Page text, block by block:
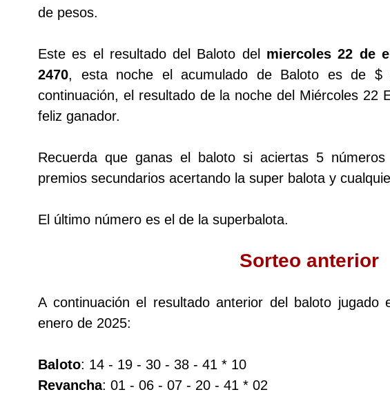
Culona día
Culona noche
Dorado Tarde
Dorado Noche
Fantástica Noche
Motilon Noche
de pesos.
Este es el resultado del Baloto del miercoles 22 de
2470, esta noche el acumulado de Baloto es de $
continuación, el resultado de la noche del Miércoles 22
feliz ganador.
Recuerda que ganas el baloto si aciertas 5
premios secundarios acertando la super balota y
El último número es el de la superbalota.
Sorteo anterior
A continuación el resultado anterior del baloto
enero de 2025:
Baloto: 14 - 19 - 30 - 38 - 41 * 10
Revancha: 01 - 06 - 07 - 20 - 41 * 02